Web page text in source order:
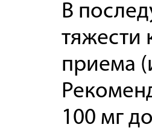
В
тяжести
приема
100 мг